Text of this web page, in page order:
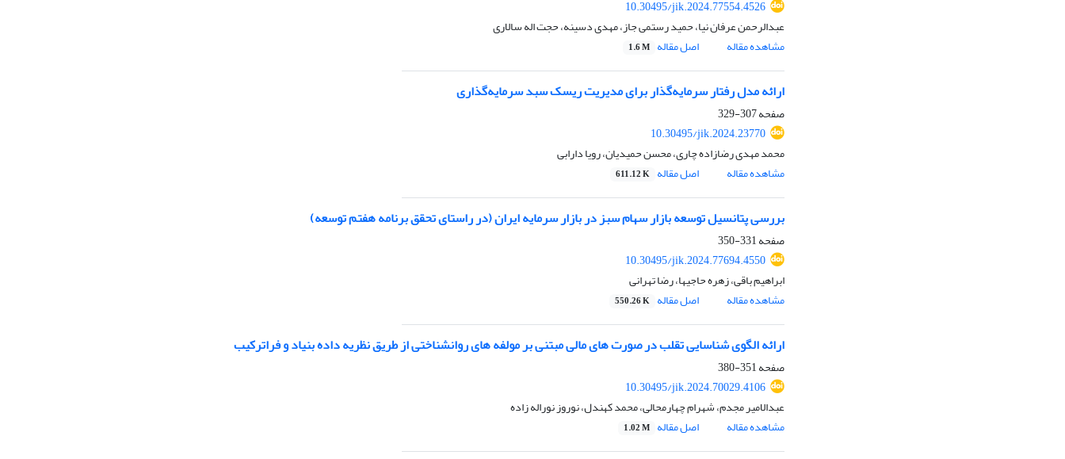
10.30495/jik.2024.77554.4526
عبدالرحمن عرفان نیا، حمید رستمی جاز، مهدی دسینه، حجت اله سالاری
مشاهده مقاله
اصل مقاله 1.6 M
ارائه مدل رفتار سرمایه‌گذار برای مدیریت ریسک سبد سرمایه‌گذاری
صفحه307-329
10.30495/jik.2024.23770
محمد مهدی رضازاده چاری، محسن حمیدیان، رویا دارابی
مشاهده مقاله
اصل مقاله 611.12 K
بررسی پتانسیل توسعه بازار سهام سبز در بازار سرمایه ایران (در راستای تحقق برنامه هفتم توسعه)
صفحه331-350
10.30495/jik.2024.77694.4550
ابراهیم باقی، زهره حاجیها، رضا تهرانی
مشاهده مقاله
اصل مقاله 550.26 K
ارائه الگوی شناسایی تقلب در صورت های مالی مبتنی بر مولفه های روانشناختی از طریق نظریه داده بنیاد و فراترکیب
صفحه351-380
10.30495/jik.2024.70029.4106
عبدالامیر مجدم، شهرام چهارمحالی، محمد کهندل، نوروز نوراله زاده
مشاهده مقاله
اصل مقاله 1.02 M